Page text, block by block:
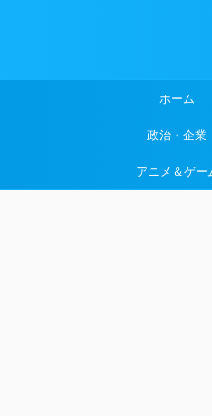
ホーム
政治・企業
アニメ＆ゲー